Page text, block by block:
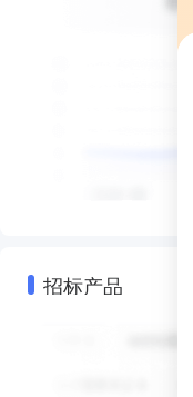
招标产品